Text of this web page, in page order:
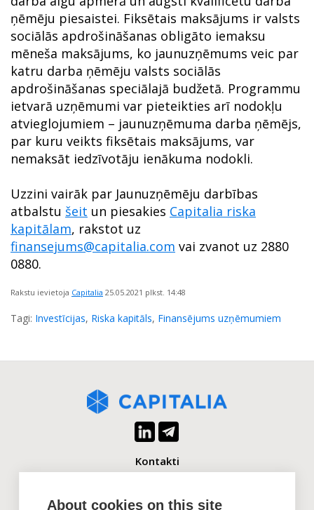
About cookies on this site
ņēmēju piesaistei. Fiksētais maksājums ir valsts
sociālās apdrošināšanas obligāto iemaksu
mēneša maksājums, ko jaunuzņēmums veic par
katru darba ņēmēju valsts sociālās
apdrošināšanas speciālajā budžetā. Programmu
ietvarā uzņēmumi var pieteikties arī nodokļu
atvieglojumiem – jaunuzņēmuma darba ņēmējs,
par kuru veikts fiksētais maksājums, var
nemaksāt iedzīvotāju ienākuma nodokli.
Uzzini vairāk par Jaunuzņēmēju darbības
atbalstu šeit un piesakies Capitalia riska
kapitālam, rakstot uz
finansejums@capitalia.com vai zvanot uz 2880
0880.
Rakstu ievietoja Capitalia 25.05.2021 plkst. 14:48
Tagi: Investīcijas, Riska kapitāls, Finansējums uzņēmumiem
Kontakti
+371 2880 0880